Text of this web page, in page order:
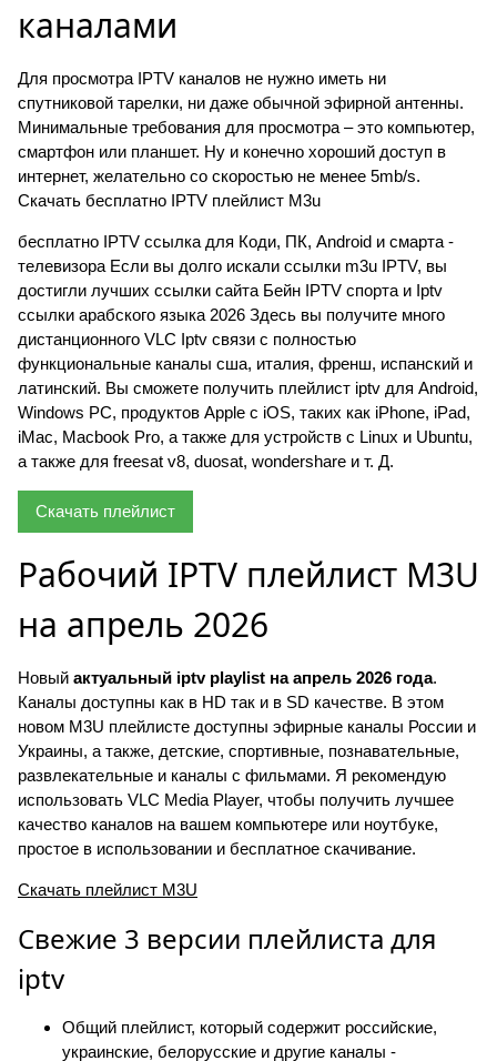
каналами
Для просмотра IPTV каналов не нужно иметь ни
спутниковой тарелки, ни даже обычной эфирной антенны.
Минимальные требования для просмотра – это компьютер,
смартфон или планшет. Ну и конечно хороший доступ в
интернет, желательно со скоростью не менее 5mb/s.
Скачать бесплатно IPTV плейлист M3u
бесплатно IPTV ссылка для Коди, ПК, Android и смарта -
телевизора Если вы долго искали ссылки m3u IPTV, вы
достигли лучших ссылки сайта Бейн IPTV спорта и Iptv
ссылки арабского языка 2026 Здесь вы получите много
дистанционного VLC Iptv связи с полностью
функциональные каналы сша, италия, френш, испанский и
латинский. Вы сможете получить плейлист iptv для Android,
Windows PC, продуктов Apple с iOS, таких как iPhone, iPad,
iMac, Macbook Pro, а также для устройств с Linux и Ubuntu,
а также для freesat v8, duosat, wondershare и т. Д.
Скачать плейлист
Рабочий IPTV плейлист M3U
на апрель 2026
Новый актуальный iptv playlist на апрель 2026 года.
Каналы доступны как в HD так и в SD качестве. В этом
новом M3U плейлисте доступны эфирные каналы России и
Украины, а также, детские, спортивные, познавательные,
развлекательные и каналы с фильмами. Я рекомендую
использовать VLC Media Player, чтобы получить лучшее
качество каналов на вашем компьютере или ноутбуке,
простое в использовании и бесплатное скачивание.
Скачать плейлист M3U
Свежие 3 версии плейлиста для
iptv
Общий плейлист, который содержит российские,
украинские, белорусские и другие каналы -